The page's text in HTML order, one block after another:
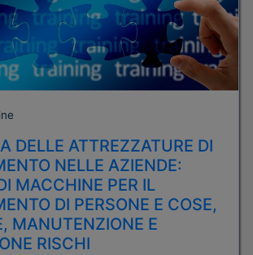
DELLE ATTREZZATURE DI
NELLE AZIENDE:
MACCHINE PER IL
DI PERSONE E COSE,
MANUTENZIONE E
RISCHI